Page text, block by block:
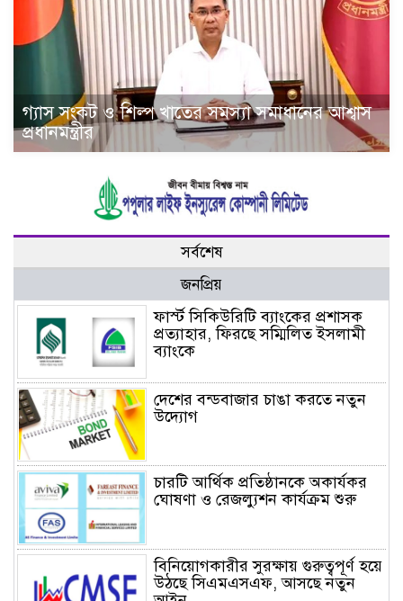
গ্যাস সংকট ও শিল্প খাতের সমস্যা সমাধানের আশ্বাস
প্রধানমন্ত্রীর
সর্বশেষ
জনপ্রিয়
ফার্স্ট সিকিউরিটি ব্যাংকের প্রশাসক
প্রত্যাহার, ফিরছে সম্মিলিত ইসলামী
ব্যাংকে
দেশের বন্ডবাজার চাঙা করতে নতুন
উদ্যোগ
চারটি আর্থিক প্রতিষ্ঠানকে অকার্যকর
ঘোষণা ও রেজল্যুশন কার্যক্রম শুরু
বিনিয়োগকারীর সুরক্ষায় গুরুত্বপূর্ণ হয়ে
উঠছে সিএমএসএফ, আসছে নতুন